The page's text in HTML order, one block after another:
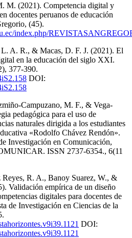
M. (2021). Competencia digital y
docentes peruanos de educación
(45).
index.php/
A. R., & Macas, D. F. J. (2021). El
en la educación del siglo XXI.
377-390.
DOI:
Campuzano, M. F., & Vega-
pedagógica para el uso de
naturales dirigida a los estudiantes
«Rodolfo Chávez Rendón».
Investigación en Comunicación,
ISSN 2737-6354., 6(11
R. A., Banoy Suarez, W., &
Validación empírica de un diseño
digitales para docentes de
de Investigación en Ciencias de la
DOI: